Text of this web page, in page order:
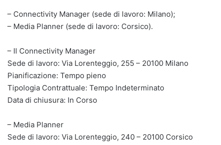
– Connectivity Manager (sede di lavoro: Milano);
– Media Planner (sede di lavoro: Corsico).
– Il Connectivity Manager
Sede di lavoro: Via Lorenteggio, 255 – 20100 Milano
Pianificazione: Tempo pieno
Tipologia Contrattuale: Tempo Indeterminato
Data di chiusura: In Corso
– Media Planner
Sede di lavoro: Via Lorenteggio, 240 – 20100 Corsico